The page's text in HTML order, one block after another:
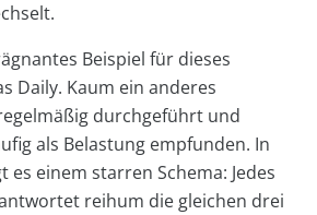
Beispiel für dieses
Daily. Kaum ein anderes
durchgeführt und
als Belastung empfunden. In
es einem starren Schema: Jedes
reihum die gleichen drei